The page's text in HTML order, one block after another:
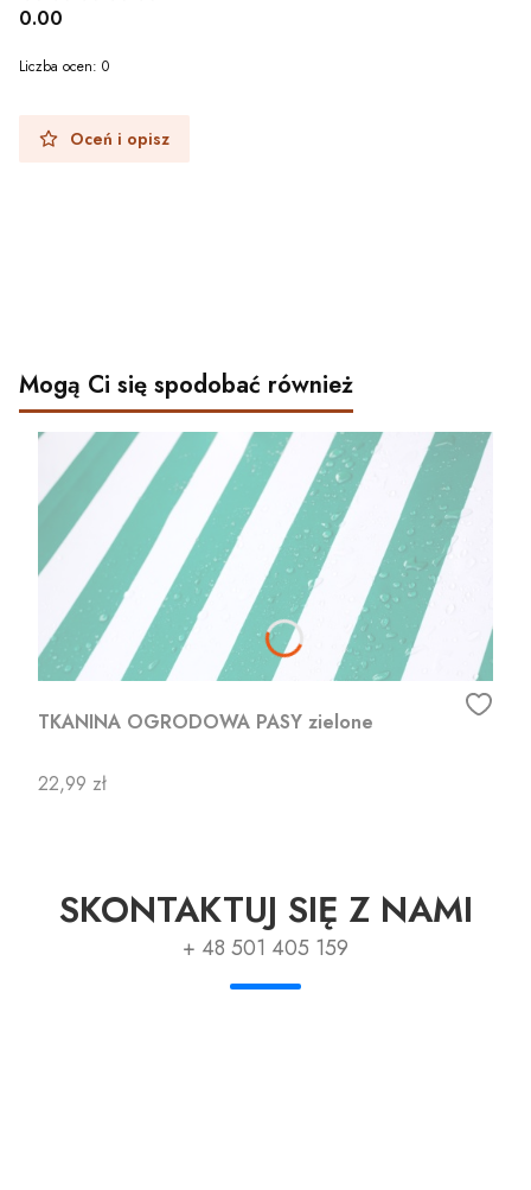
0.00
Liczba ocen: 0
Oceń i opisz
Mogą Ci się spodobać również
TKANINA OGRODOWA PASY zielone
Cena
22,99 zł
SKONTAKTUJ SIĘ Z NAMI
+ 48 501 405 159